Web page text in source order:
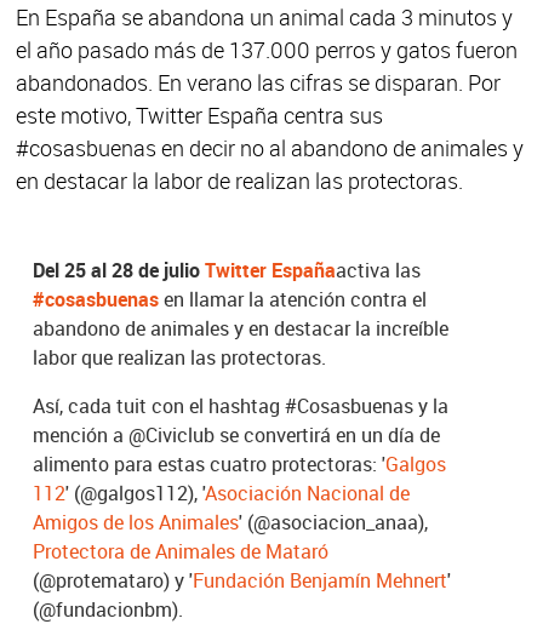
En España se abandona un animal cada 3 minutos y
el año pasado más de 137.000 perros y gatos fueron
abandonados. En verano las cifras se disparan. Por
este motivo, Twitter España centra sus
#cosasbuenas en decir no al abandono de animales y
en destacar la labor de realizan las protectoras.
Del 25 al 28 de julioTwitter Españaactiva las
#cosasbuenasen llamar la atención contra el
abandono de animales y en destacar la increíble
labor que realizan las protectoras.
Así, cada tuit con el hashtag #Cosasbuenas y la
mención a @Civiclub se convertirá en un día de
alimento para estas cuatro protectoras: 'Galgos
112' (@galgos112), 'Asociación Nacional de
Amigos de los Animales' (@asociacion_anaa),
Protectora de Animales de Mataró
(@protemataro) y 'Fundación Benjamín Mehnert'
(@fundacionbm).